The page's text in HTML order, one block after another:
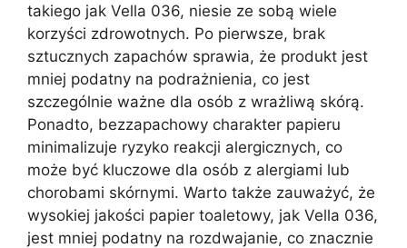
takiego jak Vella 036, niesie ze sobą wiele
korzyści zdrowotnych. Po pierwsze, brak
sztucznych zapachów sprawia, że produkt jest
mniej podatny na podrażnienia, co jest
szczególnie ważne dla osób z wrażliwą skórą.
Ponadto, bezzapachowy charakter papieru
minimalizuje ryzyko reakcji alergicznych, co
może być kluczowe dla osób z alergiami lub
chorobami skórnymi. Warto także zauważyć, że
wysokiej jakości papier toaletowy, jak Vella 036,
jest mniej podatny na rozdwajanie, co znacznie